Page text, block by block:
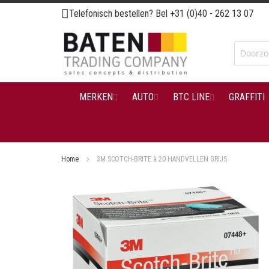
Ga
naar
de
inhoud
Telefonisch bestellen? Bel +31 (0)40 - 262 13 07
MERKEN AUTO BTC LINE GRAFFITI
Home 3M SCOTCH-BRITE à 20 HANDVELLEN GRIJS
naar
einde
van
afbeeldingen-